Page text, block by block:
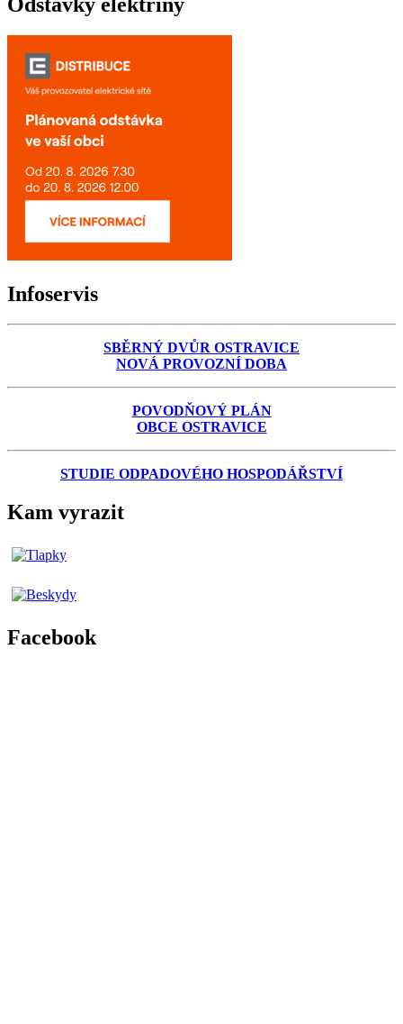
Infoservis
SBĚRNÝ DVŮR OSTRAVICE
NOVÁ PROVOZNÍ DOBA
POVODŇOVÝ PLÁN
OBCE OSTRAVICE
STUDIE ODPADOVÉHO HOSPODÁŘSTVÍ
Kam vyrazit
Facebook